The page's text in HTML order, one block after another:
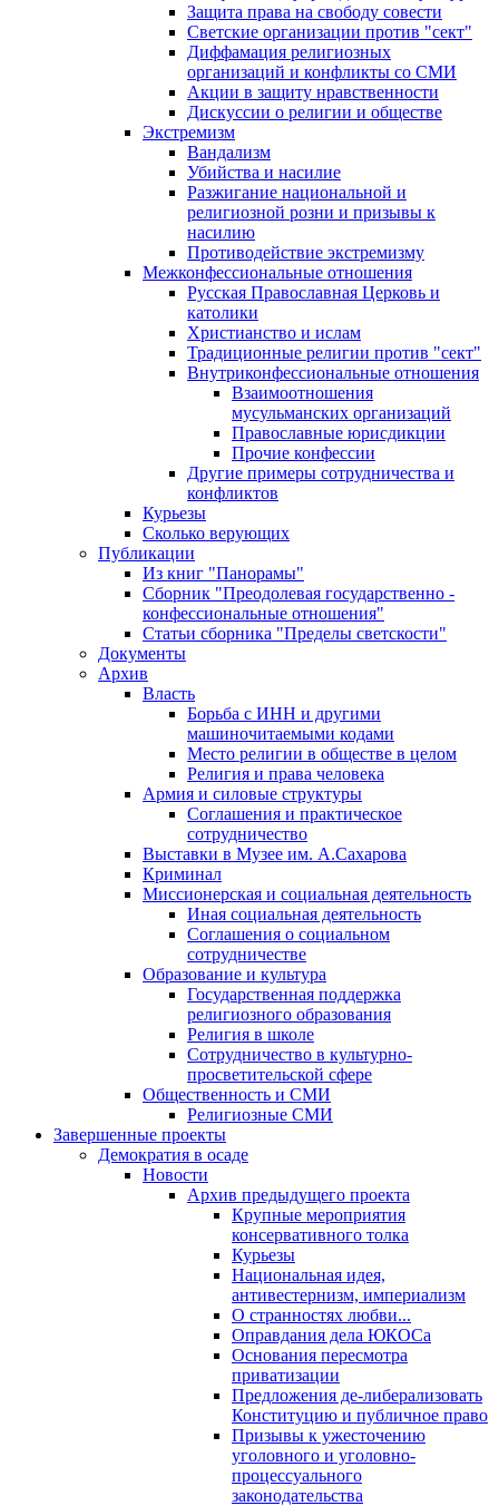
Защита права на свободу совести
Светские организации против "сект"
Диффамация религиозных
организаций и конфликты со СМИ
Акции в защиту нравственности
Дискуссии о религии и обществе
Экстремизм
Вандализм
Убийства и насилие
Разжигание национальной и
религиозной розни и призывы к
насилию
Противодействие экстремизму
Межконфессиональные отношения
Русская Православная Церковь и
католики
Христианство и ислам
Традиционные религии против "сект"
Внутриконфессиональные отношения
Взаимоотношения
мусульманских организаций
Православные юрисдикции
Прочие конфессии
Другие примеры сотрудничества и
конфликтов
Курьезы
Сколько верующих
Публикации
Из книг "Панорамы"
Сборник "Преодолевая государственно -
конфессиональные отношения"
Статьи сборника "Пределы светскости"
Документы
Архив
Власть
Борьба с ИНН и другими
машиночитаемыми кодами
Место религии в обществе в целом
Религия и права человека
Армия и силовые структуры
Соглашения и практическое
сотрудничество
Выставки в Музее им. А.Сахарова
Криминал
Миссионерская и социальная деятельность
Иная социальная деятельность
Соглашения о социальном
сотрудничестве
Образование и культура
Государственная поддержка
религиозного образования
Религия в школе
Сотрудничество в культурно-
просветительской сфере
Общественность и СМИ
Религиозные СМИ
Завершенные проекты
Демократия в осаде
Новости
Архив предыдущего проекта
Крупные мероприятия
консервативного толка
Курьезы
Национальная идея,
антивестернизм, империализм
О странностях любви...
Оправдания дела ЮКОСа
Основания пересмотра
приватизации
Предложения де-либерализовать
Конституцию и публичное право
Призывы к ужесточению
уголовного и уголовно-
процессуального
законодательства